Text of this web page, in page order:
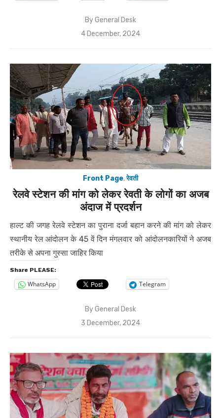
ByGeneral Desk
Posted
4 December, 2024
Front Page,रेवती
रेलवे स्टेशन की मांग को लेकर रेवती के लोगों का अजब
अंदाज में प्रदर्शन
हाल्ट की जगह रेलवे स्टेशन का पुराना दर्जा बहान करने की मांग को लेकर
स्थानीय रेल आंदोलन के 45 वें दिन मंगलवार को आंदोलनकारियों ने अजब
तरीके से अपना गुस्सा जाहिर किया
Share PLEASE:
WhatsApp Telegram
ByGeneral Desk
Posted
3 December, 2024